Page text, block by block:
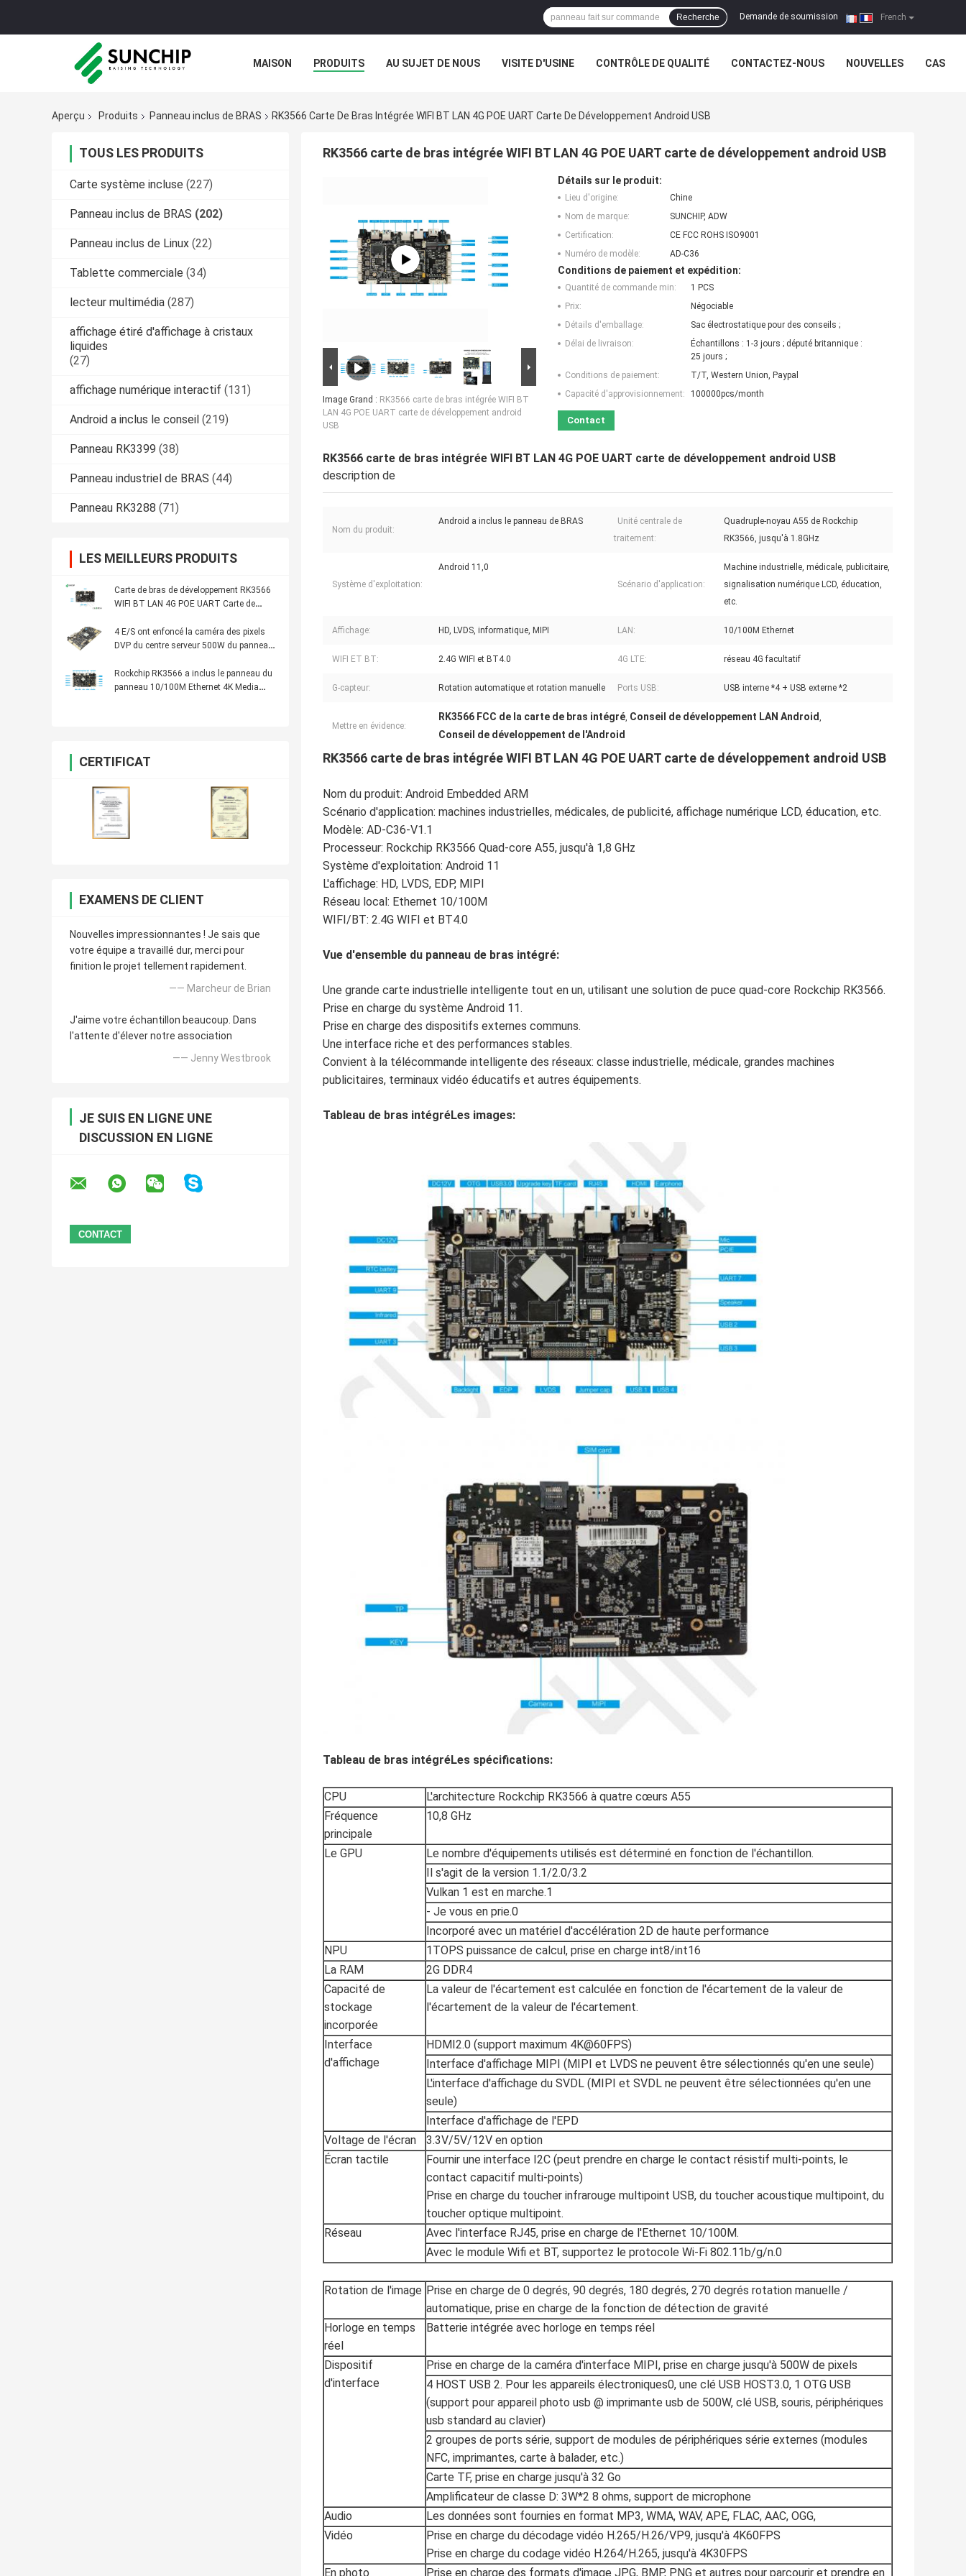
French
Demande de soumission |
Recherche
MAISON PRODUITS AU SUJET DE NOUS VISITE D'USINE CONTRÔLE DE QUALITÉ CONTACTEZ-NOUS NOUVELLES CAS
Aperçu
Produits Panneau inclus de BRAS RK3566 Carte De Bras Intégrée WIFI BT LAN 4G POE UART Carte De Développement Android USB
TOUS LES PRODUITS
Carte système incluse (227)
Panneau inclus de BRAS (202)
Panneau inclus de Linux (22)
Tablette commerciale (34)
lecteur multimédia (287)
affichage étiré d'affichage à cristaux
liquides
(27)
affichage numérique interactif (131)
Android a inclus le conseil (219)
Panneau RK3399 (38)
Panneau industriel de BRAS (44)
Panneau RK3288 (71)
LES MEILLEURS PRODUITS
Carte de bras de développement RK3566
WIFI BT LAN 4G POE UART Carte de
4 E/S ont enfoncé la caméra des pixels
DVP du centre serveur 500W du panneau
BRAS
Rockchip RK3566 a inclus le panneau du
panneau 10/100M Ethernet 4K Media
CERTIFICAT
EXAMENS DE CLIENT
Nouvelles impressionnantes ! Je sais que
votre équipe a travaillé dur, merci pour
finition le projet tellement rapidement.
—— Marcheur de Brian
J'aime votre échantillon beaucoup. Dans
l'attente d'élever notre association
—— Jenny Westbrook
JE SUIS EN LIGNE UNE
DISCUSSION EN LIGNE
RK3566 carte de bras intégrée WIFI BT LAN 4G POE UART carte de développement android USB
Image Grand : RK3566 carte de bras intégrée WIFI BT
LAN 4G POE UART carte de développement android
USB
Détails sur le produit:
Lieu d'origine:
Chine
Nom de marque:
SUNCHIP, ADW
Certification:
CE FCC ROHS ISO9001
Numéro de modèle:
AD-C36
Conditions de paiement et expédition:
Quantité de commande min:
1 PCS
Prix:
Négociable
Détails d'emballage:
Sac électrostatique pour des conseils ;
Délai de livraison:
Échantillons : 1-3 jours ; député britannique :
25 jours ;
Conditions de paiement:
T/T, Western Union, Paypal
Capacité d'approvisionnement:
100000pcs/month
Contact
RK3566 carte de bras intégrée WIFI BT LAN 4G POE UART carte de développement android USB
description de
Nom du produit:
Android a inclus le panneau de BRAS
Unité centrale de
traitement:
Quadruple-noyau A55 de Rockchip
RK3566, jusqu'à 1.8GHz
Système d'exploitation:
Android 11,0
Scénario d'application:
Machine industrielle, médicale, publicitaire,
signalisation numérique LCD, éducation,
etc.
Affichage: HD, LVDS, informatique, MIPI LAN: 10/100M Ethernet
WIFI ET BT: 2.4G WIFI et BT4.0 4G LTE: réseau 4G facultatif
G-capteur: Rotation automatique et rotation manuelle Ports USB: USB interne *4 + USB externe *2
Mettre en évidence:
RK3566 FCC de la carte de bras intégré, Conseil de développement LAN Android,
Conseil de développement de l'Android
RK3566 carte de bras intégrée WIFI BT LAN 4G POE UART carte de développement android USB
Nom du produit: Android Embedded ARM
Scénario d'application: machines industrielles, médicales, de publicité, affichage numérique LCD, éducation, etc.
Modèle: AD-C36-V1.1
Processeur: Rockchip RK3566 Quad-core A55, jusqu'à 1,8 GHz
Système d'exploitation: Android 11
L'affichage: HD, LVDS, EDP, MIPI
Réseau local: Ethernet 10/100M
WIFI/BT: 2.4G WIFI et BT4.0
Vue d'ensemble du panneau de bras intégré:
Une grande carte industrielle intelligente tout en un, utilisant une solution de puce quad-core Rockchip RK3566.
Prise en charge du système Android 11.
Prise en charge des dispositifs externes communs.
Une interface riche et des performances stables.
Convient à la télécommande intelligente des réseaux: classe industrielle, médicale, grandes machines
publicitaires, terminaux vidéo éducatifs et autres équipements.
Tableau de bras intégréLes images:
Tableau de bras intégréLes spécifications:
CPU
L'architecture Rockchip RK3566 à quatre cœurs A55
Fréquence
principale
10,8 GHz
Le GPU
Le nombre d'équipements utilisés est déterminé en fonction de l'échantillon.
Il s'agit de la version 1.1/2.0/3.2
Vulkan 1 est en marche.1
- Je vous en prie.0
Incorporé avec un matériel d'accélération 2D de haute performance
NPU
1TOPS puissance de calcul, prise en charge int8/int16
La RAM
2G DDR4
Capacité de
stockage
incorporée
La valeur de l'écartement est calculée en fonction de l'écartement de la valeur de
l'écartement de la valeur de l'écartement.
Interface
d'affichage
HDMI2.0 (support maximum 4K@60FPS)
Interface d'affichage MIPI (MIPI et LVDS ne peuvent être sélectionnés qu'en une seule)
L'interface d'affichage du SVDL (MIPI et SVDL ne peuvent être sélectionnées qu'en une
seule)
Interface d'affichage de l'EPD
Voltage de l'écran
3.3V/5V/12V en option
Écran tactile
Fournir une interface I2C (peut prendre en charge le contact résistif multi-points, le
contact capacitif multi-points)
Prise en charge du toucher infrarouge multipoint USB, du toucher acoustique multipoint, du
toucher optique multipoint.
Réseau
Avec l'interface RJ45, prise en charge de l'Ethernet 10/100M.
Avec le module Wifi et BT, supportez le protocole Wi-Fi 802.11b/g/n.0
Rotation de l'image Prise en charge de 0 degrés, 90 degrés, 180 degrés, 270 degrés rotation manuelle /
automatique, prise en charge de la fonction de détection de gravité
Horloge en temps
réel
Batterie intégrée avec horloge en temps réel
Dispositif
d'interface
Prise en charge de la caméra d'interface MIPI, prise en charge jusqu'à 500W de pixels
4 HOST USB 2. Pour les appareils électroniques0, une clé USB HOST3.0, 1 OTG USB
(support pour appareil photo usb @ imprimante usb de 500W, clé USB, souris, périphériques
usb standard au clavier)
2 groupes de ports série, support de modules de périphériques série externes (modules
NFC, imprimantes, carte à balader, etc.)
Carte TF, prise en charge jusqu'à 32 Go
Amplificateur de classe D: 3W*2 8 ohms, support de microphone
Audio
Les données sont fournies en format MP3, WMA, WAV, APE, FLAC, AAC, OGG,
Vidéo
Prise en charge du décodage vidéo H.265/H.26/VP9, jusqu'à 4K60FPS
Prise en charge du codage vidéo H.264/H.265, jusqu'à 4K30FPS
En photo
Prise en charge des formats d'image JPG, BMP, PNG et autres pour parcourir et prendre en